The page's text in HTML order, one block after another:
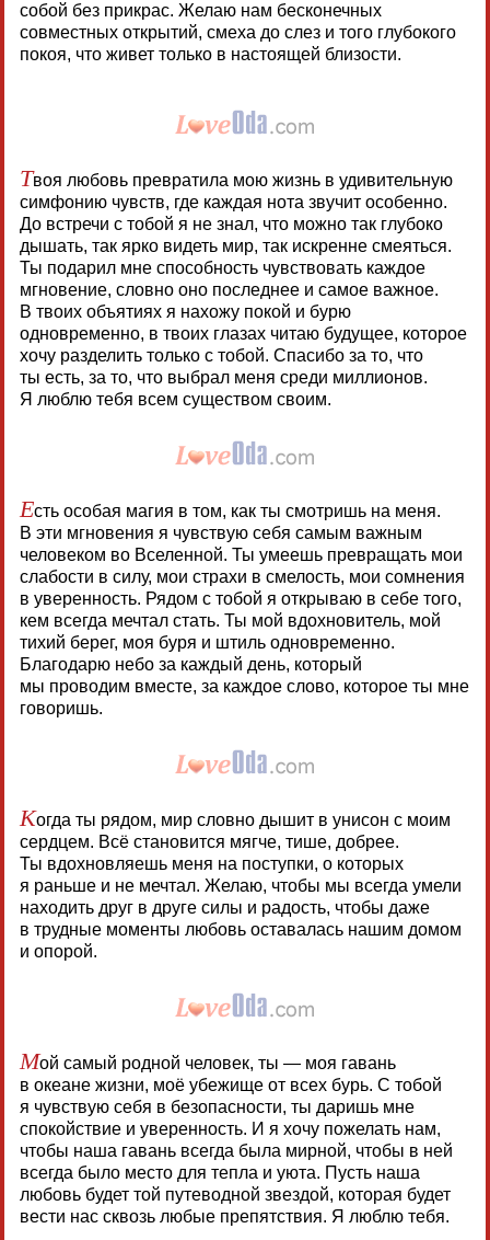
собой без прикрас. Желаю нам бесконечных
совместных открытий, смеха до слез и того глубокого
покоя, что живет только в настоящей близости.
Твоя любовь превратила мою жизнь в удивительную
симфонию чувств, где каждая нота звучит особенно.
До встречи с тобой я не знал, что можно так глубоко
дышать, так ярко видеть мир, так искренне смеяться.
Ты подарил мне способность чувствовать каждое
мгновение, словно оно последнее и самое важное.
В твоих объятиях я нахожу покой и бурю
одновременно, в твоих глазах читаю будущее, которое
хочу разделить только с тобой. Спасибо за то, что
ты есть, за то, что выбрал меня среди миллионов.
Я люблю тебя всем существом своим.
Есть особая магия в том, как ты смотришь на меня.
В эти мгновения я чувствую себя самым важным
человеком во Вселенной. Ты умеешь превращать мои
слабости в силу, мои страхи в смелость, мои сомнения
в уверенность. Рядом с тобой я открываю в себе того,
кем всегда мечтал стать. Ты мой вдохновитель, мой
тихий берег, моя буря и штиль одновременно.
Благодарю небо за каждый день, который
мы проводим вместе, за каждое слово, которое ты мне
говоришь.
Когда ты рядом, мир словно дышит в унисон с моим
сердцем. Всё становится мягче, тише, добрее.
Ты вдохновляешь меня на поступки, о которых
я раньше и не мечтал. Желаю, чтобы мы всегда умели
находить друг в друге силы и радость, чтобы даже
в трудные моменты любовь оставалась нашим домом
и опорой.
Мой самый родной человек, ты — моя гавань
в океане жизни, моё убежище от всех бурь. С тобой
я чувствую себя в безопасности, ты даришь мне
спокойствие и уверенность. И я хочу пожелать нам,
чтобы наша гавань всегда была мирной, чтобы в ней
всегда было место для тепла и уюта. Пусть наша
любовь будет той путеводной звездой, которая будет
вести нас сквозь любые препятствия. Я люблю тебя.